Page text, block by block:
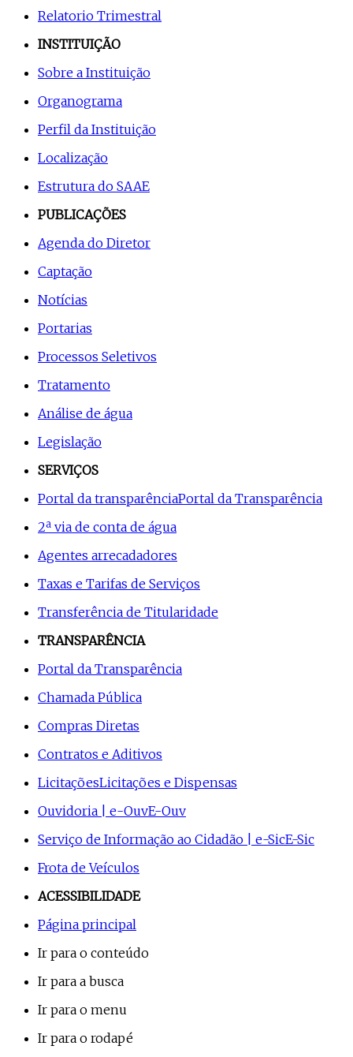
Relatorio Trimestral
INSTITUIÇÃO
Sobre a Instituição
Organograma
Perfil da Instituição
Localização
Estrutura do SAAE
PUBLICAÇÕES
Agenda do Diretor
Captação
Notícias
Portarias
Processos Seletivos
Tratamento
Análise de água
Legislação
SERVIÇOS
Portal da transparênciaPortal da Transparência
2ª via de conta de água
Agentes arrecadadores
Taxas e Tarifas de Serviços
Transferência de Titularidade
TRANSPARÊNCIA
Portal da Transparência
Chamada Pública
Compras Diretas
Contratos e Aditivos
LicitaçõesLicitações e Dispensas
Ouvidoria | e-OuvE-Ouv
Serviço de Informação ao Cidadão | e-SicE-Sic
Frota de Veículos
ACESSIBILIDADE
Página principal
Ir para o conteúdo
Ir para a busca
Ir para o menu
Ir para o rodapé